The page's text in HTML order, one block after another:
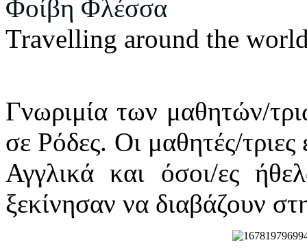
Φοίβη Φλέσσα
Travelling around the
Γνωριμία των μαθητών/
σε Ρόδες. Οι μαθητές/
Αγγλικά και όσοι/ες
ξεκίνησαν να διαβάζουν